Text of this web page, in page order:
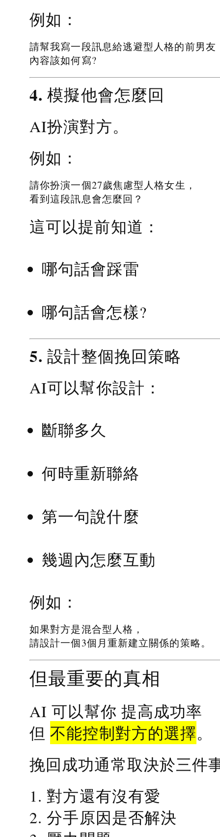
例如：
請幫我寫一段訊息給逃避型人格的前男友
內容該如何寫?
4. 模擬他會怎麼回
AI扮演對方。
例如：
請你扮演一個27歲焦慮型人格女生，
看到這段訊息會怎麼回？
這可以提前知道：
哪句話會踩雷
哪句話會怎樣?
5. 設計整個挽回策略
AI可以幫你設計：
斷聯多久
何時重新聯絡
第一句說什麼
幾週內怎麼互動
例如：
如果對方是混合型人格，
請設計一個3個月重新建立關係的策略。
但最重要的真相
AI 可以幫你 提高成功率
但不能控制對方的選擇。
挽回成功通常取決於三件
1. 對方還有沒有愛
2. 分手原因是否解決